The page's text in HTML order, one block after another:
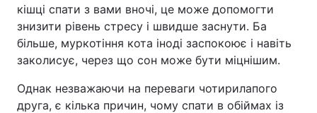
кішці спати з вами вночі, це може допомогти
знизити рівень стресу і швидше заснути. Ба
більше, муркотіння кота іноді заспокоює і навіть
заколисує, через що сон може бути міцнішим.
Однак незважаючи на переваги чотирилапого
друга, є кілька причин, чому спати в обіймах із